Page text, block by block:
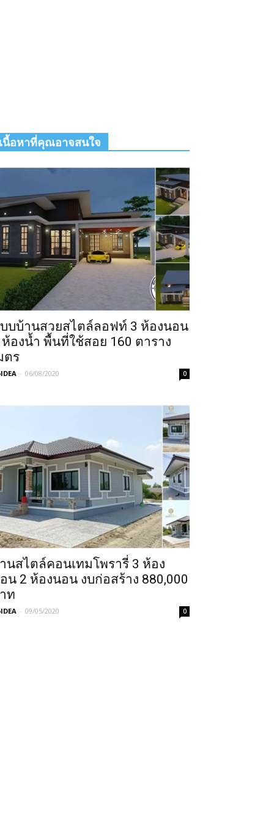
เนื้อหาที่คุณอาจสนใจ
บบ้านสวยสไตล์ลอฟท์ 3 ห้องนอน
ห้องน้ำ พื้นที่ใช้สอย 160 ตาราง
ตร
- 06/08/2020 0
นสไตล์คอนเทมโพรารี่ 3 ห้อง
น 2 ห้องนอน งบก่อสร้าง 880,000
ท
- 09/05/2020 0